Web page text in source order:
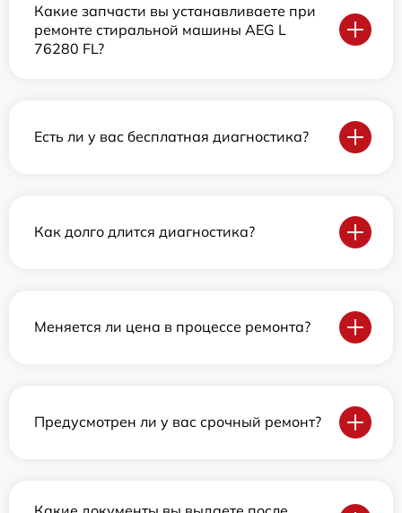
Какие запчасти вы устанавливаете при
ремонте стиральной машины AEG L
76280 FL?
Есть ли у вас бесплатная диагностика?
Как долго длится диагностика?
Меняется ли цена в процессе ремонта?
Предусмотрен ли у вас срочный ремонт?